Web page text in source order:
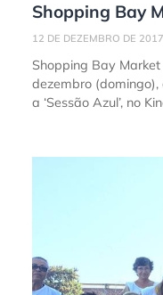
Shopping Bay
12 DE DEZEMBRO DE 2017
Shopping Bay
dezembro
a ‘Sessão Azul’, no